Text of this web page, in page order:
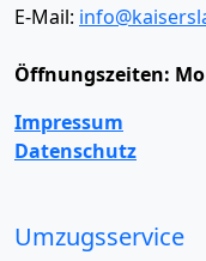
E-Mail:
Öffnungszeiten:
Impressum
Datenschutz
Umzugsservice